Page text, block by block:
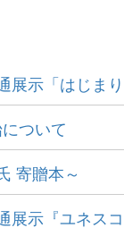
展示「はじま
ついて
寄贈本～
展示『ユネス